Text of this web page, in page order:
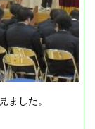
した。